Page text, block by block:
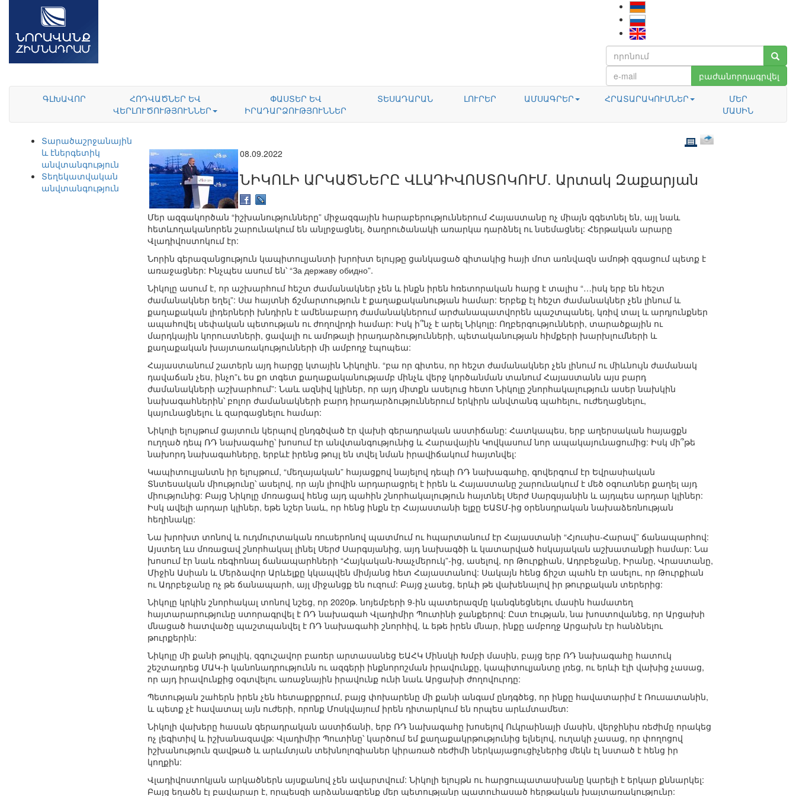
բաժանորդագրվել
ԳԼԽԱՎՈՐ
ՀՈԴՎԱԾՆԵՐ ԵՎ
ՎԵՐԼՈՒԾՈՒԹՅՈՒՆՆԵՐ
ՓԱՍՏԵՐ ԵՎ
ԻՐԱԴԱՐՁՈՒԹՅՈՒՆՆԵՐ
ՏԵՍԱԴԱՐԱՆ ԼՈՒՐԵՐ ԱՄՍԱԳՐԵՐ ՀՐԱՏԱՐԱԿՈՒՄՆԵՐ
ՄԵՐ
ՄԱՍԻՆ
Տարածաշրջանային
և էներգետիկ
անվտանգություն
Տեղեկատվական
անվտանգություն
08.09.2022
ՆԻԿՈԼԻ ԱՐԿԱԾՆԵՐԸ ՎԼԱԴԻՎՈՍՏՈԿՈՒՄ. Արտակ Զաքարյան
Մեր ազգակործան “իշխանությունները” միջազգային հարաբերություններում Հայաստանը ոչ միայն զգետնել են, այլ նաև
հետևողականորեն շարունակում են անլրջացնել, ծաղրուծանակի առարկա դարձնել ու նսեմացնել: Հերթական արարը
Վլադիվոստոկում էր:
Նորին գերազանցություն կապիտուլյանտի խրոխտ ելույթը ցանկացած գիտակից հայի մոտ առնվազն ամոթի զգացում պետք է
առաջացներ: Ինչպես ասում են՝ “За державу обидно”.
Նիկոլը ասում է, որ աշխարհում հեշտ ժամանակներ չեն և ինքն իրեն հռետորական հարց է տալիս “…իսկ երբ են հեշտ
ժամանակներ եղել”: Սա հայտնի ճշմարտություն է քաղաքականության համար: Երբեք էլ հեշտ ժամանակներ չեն լինում և
քաղաքական լիդերների խնդիրն է ամենաբարդ ժամանակներում արժանապատվորեն պաշտպանել, կռիվ տալ և արդյունքներ
ապահովել սեփական պետության ու ժողովրդի համար: Իսկ ի՞նչ է արել Նիկոլը: Ողբերգությունների, տարածքային ու
մարդկային կորուստների, ցավալի ու ամոթալի իրադարձությունների, պետականության հիմքերի խարխլումների և
քաղաքական խայտառակությունների մի ամբողջ էպոպեա:
Հայաստանում շատերն այդ հարցը կտային Նիկոլին. “բա որ գիտես, որ հեշտ ժամանակներ չեն լինում ու միևնույն ժամանակ
դավաճան չես, ինչո”ւ ես քո տգետ քաղաքականությամբ մինչև վերջ կործանման տանում Հայաստանն այս բարդ
ժամանակների աշխարհում”: Նաև ազնիվ կլիներ, որ այդ միտքն ասելուց հետո Նիկոլը շնորհակալություն ասեր նախկին
նախագահներին՝ բոլոր ժամանակների բարդ իրադարձություններում երկիրն անվտանգ պահելու, ուժեղացնելու,
կայունացնելու և զարգացնելու համար:
Նիկոլի ելույթում ցայտուն կերպով ընդգծված էր վախի գերադրական աստիճանը: Հատկապես, երբ աղերսական հայացքն
ուղղած դեպ ՌԴ նախագահը՝ խոսում էր անվտանգությունից և Հարավային Կովկասում նոր ապակայունացումից: Իսկ մի՞թե
նախորդ նախագահները, երբևէ իրենց թույլ են տվել նման իրավիճակում հայտնվել:
Կապիտուլյանտն իր ելույթում, “մեղայական” հայացքով նայելով դեպի ՌԴ նախագահը, գովերգում էր Եվրասիական
Տնտեսական միությունը՝ ասելով, որ այն լիովին արդարացրել է իրեն և Հայաստանը շարունակում է մեծ օգուտներ քաղել այդ
միությունից: Բայց Նիկոլը մոռացավ հենց այդ պահին շնորհակալություն հայտնել Սերժ Սարգսյանին և այդպես արդար կլիներ:
Իսկ ավելի արդար կլիներ, եթե նշեր նաև, որ հենց ինքն էր Հայաստանի ելքը ԵԱՏՄ-ից օրենսդրական նախաձեռնության
հեղինակը:
Նա խրոխտ տոնով և ուդմուրտական ռուսերոնով պատմում ու հպարտանում էր Հայաստանի “Հյուսիս-Հարավ” ճանապարհով:
Այստեղ ևս մոռացավ շնորհակալ լինել Սերժ Սարգսյանից, այդ նախագծի և կատարված հսկայական աշխատանքի համար: Նա
խոսում էր նաև ռեգիոնալ ճանապարհների “Հայկական-Խաչմերուկ”-ից, ասելով, որ Թուրքիան, Ադրբեջանը, Իրանը, Վրաստանը,
Միջին Ասիան և Մերձավոր Արևելքը կկապվեն միմյանց հետ Հայաստանով: Սակայն հենց ճիշտ պահն էր ասելու, որ Թուրքիան
ու Ադրբեջանը ոչ թե ճանապարհ, այլ միջանցք են ուզում: Բայց չասեց, երևի թե վախենալով իր թուրքական տերերից:
Նիկոլը կրկին շնորհակալ տոնով նշեց, որ 2020թ. նոյեմբերի 9-ին պատերազմը կանգնեցնելու մասին համատեղ
հայտարարությունը ստորագրվել է ՌԴ նախագահ Վլադիմիր Պուտինի ջանքերով: Ըստ էության, նա խոստովանեց, որ Արցախի
մնացած հատվածը պաշտպանվել է ՌԴ նախագահի շնորհիվ, և եթե իրեն մնար, ինքը ամբողջ Արցախն էր հանձնելու
թուրքերին:
Նիկոլը մի քանի թույլիկ, զգուշավոր բառեր արտասանեց ԵԱՀԿ Մինսկի Խմբի մասին, բայց երբ ՌԴ նախագահը հատուկ
շեշտադրեց ՄԱԿ-ի կանոնադրությունն ու ազգերի ինքնորոշման իրավունքը, կապիտուլյանտը լռեց, ու երևի էլի վախից չասաց,
որ այդ իրավունքից օգտվելու առաջնային իրավունք ունի նաև Արցախի ժողովուրդը:
Պետության շահերն իրեն չեն հետաքրքրում, բայց փոխարենը մի քանի անգամ ընդգծեց, որ ինքը հավատարիմ է Ռուսատանին,
և պետք չէ հավատալ այն ուժերի, որոնք Մոսկվայում իրեն դիտարկում են որպես արևմտամետ:
Նիկոլի վախերը հասան գերադրական աստիճանի, երբ ՌԴ նախագահը խոսելով Ուկրաինայի մասին, վերջինիս ռեժիմը որակեց
ոչ լեգիտիվ և իշխանազավթ: Վլադիմիր Պուտինը՝ կարծում եմ քաղաքակրթությունից ելնելով, ուղակի չասաց, որ փողոցով
իշխանություն զավթած և արևմտյան տեխնոլոգիաներ կիրառած ռեժիմի ներկայացուցիչներից մեկն էլ նստած է հենց իր
կողքին:
Վլադիվոստոկյան արկածներն այսքանով չեն ավարտվում: Նիկոլի ելույթն ու հարցուպատասխանը կարելի է երկար քննարկել:
Բայց եղածն էլ բավարար է, որպեսզի արձանագրենք մեր պետությանը պատուհասած հերթական խայտառակությունը: